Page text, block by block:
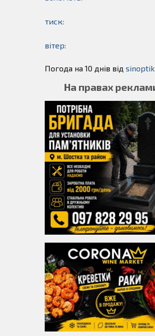
тиск:
вітер:
Погода на 10 днів від
На правах